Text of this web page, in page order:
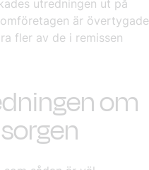
utredningen ut på
är övertygade
fler av de i remissen
om